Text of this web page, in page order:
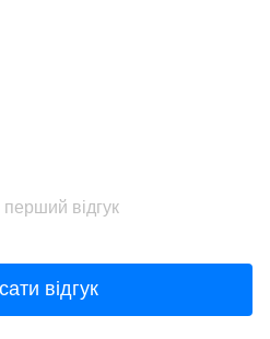
відгук
відгук